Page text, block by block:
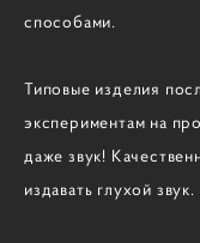
способами.
Типовые изделия
экспериментам на
даже звук!
издавать глухой звук.